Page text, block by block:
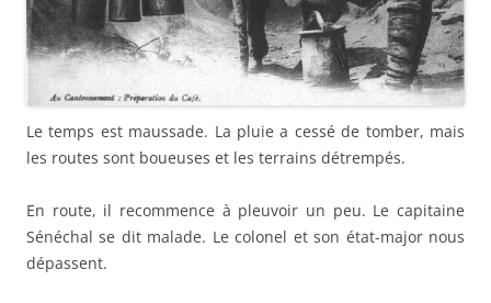
Le temps est maussade. La pluie a cessé de tomber, mais
les routes sont boueuses et les terrains détrempés.
En route, il recommence à pleuvoir un peu. Le capitaine
Sénéchal se dit malade. Le colonel et son état-major nous
dépassent.